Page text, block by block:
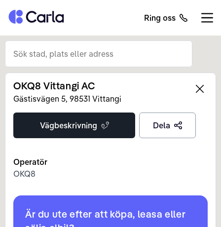
Tillbaka till startsidan Ring oss
Left
OKQ8 Vittangi AC
Gästisvägen 5, 98531 Vittangi
Vägbeskrivning Dela
Operatör
OKQ8
Är du ute efter att köpa, leasa eller